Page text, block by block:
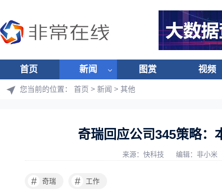
首页 新闻 图赏 视频
您当前的位置： 首页 > 新闻 > 其他
奇瑞回应公司345策略：
来源：快科技 编辑：非小米
# 奇瑞 # 工作